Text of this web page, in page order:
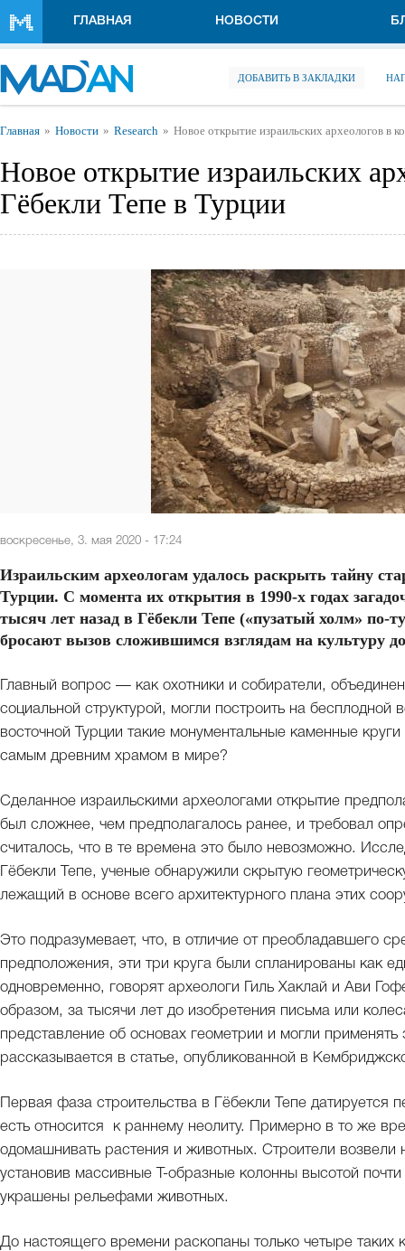
ГЛАВНАЯ НОВОСТИ
ДОБАВИТЬ В ЗАКЛАДКИ
Вы здесь
Главная Новости Research Новое открытие израильских археологов в
Новое открытие израильских
Гёбекли Тепе в Турции
воскресенье, 3. мая 2020 - 17:24
Израильским археологам удалось раскрыть тайну
Турции. С момента их открытия в 1990-х годах
тысяч лет назад в Гёбекли Тепе («пузатый холм» по-
бросают вызов сложившимся взглядам на культуру
Главный вопрос — как охотники и собиратели,
социальной структурой, могли построить на
восточной Турции такие монументальные каменные
самым древним храмом в мире?
Сделанное израильскими археологами открытие
был сложнее, чем предполагалось ранее, и требовал
считалось, что в те времена это было невозможно.
Гёбекли Тепе, ученые обнаружили скрытую
лежащий в основе всего архитектурного плана этих
Это подразумевает, что, в отличие от преобладавшего
предположения, эти три круга были спланированы как
одновременно, говорят археологи Гиль Хаклай и Ави
образом, за тысячи лет до изобретения письма или
представление об основах геометрии и могли
рассказывается в статье, опубликованной в
Первая фаза строительства в Гёбекли Тепе датируется
есть относится к раннему неолиту. Примерно в то же
одомашнивать растения и животных. Строители возвели
установив массивные Т-образные колонны высотой
украшены рельефами животных.
До настоящего времени раскопаны только четыре таких